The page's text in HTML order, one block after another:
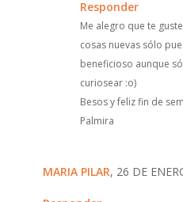
Responder
Me alegro que te
cosas nuevas sólo
beneficioso aunque
curiosear :o)
Besos y feliz fin de
Palmira
MARIA PILAR, 26 DE